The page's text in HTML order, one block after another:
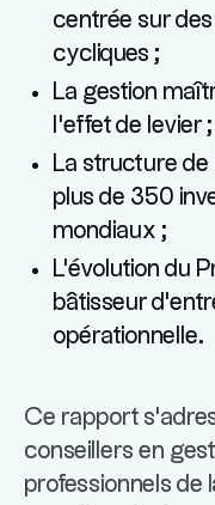
centrée sur
cycliques ;
La gestion
l'effet de levier ;
La structure
plus de 350
mondiaux ;
L'évolution du
bâtisseur
opérationnelle.
Ce rapport
conseillers en
professionnels de